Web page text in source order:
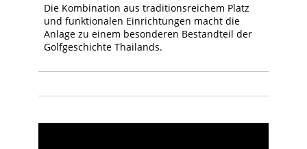
Die Kombination aus traditionsreichem Platz
und funktionalen Einrichtungen macht die
Anlage zu einem besonderen Bestandteil der
Golfgeschichte Thailands.